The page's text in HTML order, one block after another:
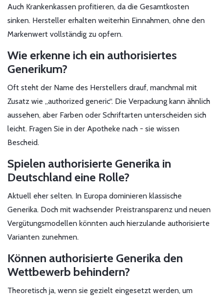
Auch Krankenkassen profitieren, da die Gesamtkosten
sinken. Hersteller erhalten weiterhin Einnahmen, ohne den
Markenwert vollständig zu opfern.
Wie erkenne ich ein authorisiertes
Generikum?
Oft steht der Name des Herstellers drauf, manchmal mit
Zusatz wie „authorized generic“. Die Verpackung kann ähnlich
aussehen, aber Farben oder Schriftarten unterscheiden sich
leicht. Fragen Sie in der Apotheke nach - sie wissen
Bescheid.
Spielen authorisierte Generika in
Deutschland eine Rolle?
Aktuell eher selten. In Europa dominieren klassische
Generika. Doch mit wachsender Preistransparenz und neuen
Vergütungsmodellen könnten auch hierzulande authorisierte
Varianten zunehmen.
Können authorisierte Generika den
Wettbewerb behindern?
Theoretisch ja, wenn sie gezielt eingesetzt werden, um